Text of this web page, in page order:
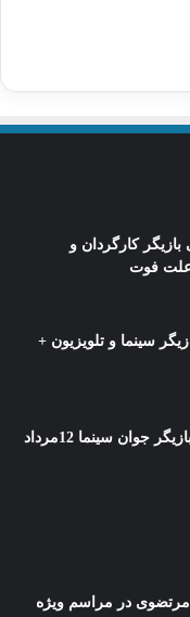
کارگردان و
فوت
سینما و تلویزیون +
درگذشت مریم همتیان بازیگر جوان سینما 12مرداد
مرتضوی در مراسم ویژه